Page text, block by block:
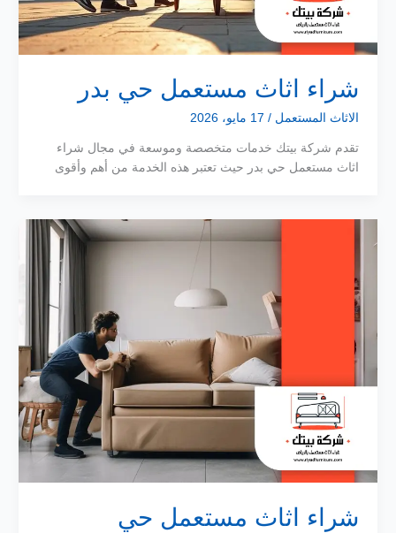
شراء اثاث مستعمل حي بدر
الاثاث المستعمل / 17 مايو، 2026
تقدم شركة بيتك خدمات متخصصة وموسعة في مجال شراء
اثاث مستعمل حي بدر حيث تعتبر هذه الخدمة من أهم وأقوى
شراء اثاث مستعمل حي